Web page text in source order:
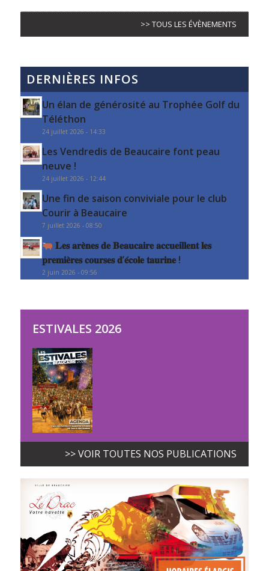
>> TOUS LES ÉVÈNEMENTS
DERNIÈRES INFOS
Un élan de générosité au Trophée Golf du
Téléthon
24 juillet 2026 - 14:33
Les Vendredis de Beaucaire font peau
neuve !
24 juillet 2026 - 12:44
Une fin de saison conviviale pour le club
Courir à Beaucaire
7 juillet 2026 - 08:50
𝐋𝐞𝐬 𝐚𝐫𝐞̀𝐧𝐞𝐬 𝐝𝐞 𝐁𝐞𝐚𝐮𝐜𝐚𝐢𝐫𝐞 𝐚𝐜𝐜𝐮𝐞𝐢𝐥𝐥𝐞𝐧𝐭 𝐥𝐞𝐬
𝐩𝐫𝐞𝐦𝐢𝐞̀𝐫𝐞𝐬 𝐜𝐨𝐮𝐫𝐬𝐞𝐬 𝐝’𝐞́𝐜𝐨𝐥𝐞 𝐭𝐚𝐮𝐫𝐢𝐧𝐞 !
2 juin 2026 - 09:56
ESTIVALES 2026
>> VOIR TOUTES NOS PUBLICATIONS